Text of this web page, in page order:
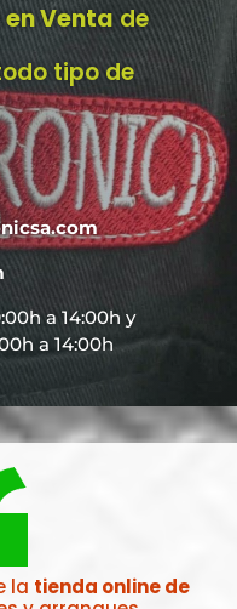
Venta de
tipo de
a 14:00h y
a 14:00h
la tienda online de